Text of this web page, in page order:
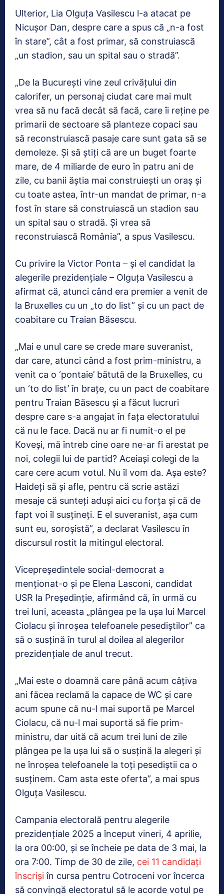
Ulterior, Lia Olguța Vasilescu l-a atacat pe
Nicușor Dan, despre care a spus că „n-a fost
în stare”, cât a fost primar, să construiască
„un stadion, sau un spital sau o stradă”.
„De la Bucureşti vine zeul crivăţului din
calorifer, un personaj ciudat care mai mult
vrea să nu facă decât să facă, care îi reţine pe
primarii de sectoare să planteze copaci sau
să reconstruiască pasaje care sunt gata să se
demoleze. Şi să ştiţi că are un buget foarte
mare, de 4 miliarde de euro în patru ani de
zile, cu banii ăştia mai construieşti un oraş şi
cu toate astea, într-un mandat de primar, n-a
fost în stare să construiască un stadion sau
un spital sau o stradă. Şi vrea să
reconstruiască România”, a spus Vasilescu.
Cu privire la Victor Ponta – şi el candidat la
alegerile prezidenţiale – Olguţa Vasilescu a
afirmat că, atunci când era premier a venit de
la Bruxelles cu un „to do list” şi cu un pact de
coabitare cu Traian Băsescu.
„Mai e unul care se crede mare suveranist,
dar care, atunci când a fost prim-ministru, a
venit ca o ‘pontaie’ bătută de la Bruxelles, cu
un ‘to do list’ în braţe, cu un pact de coabitare
pentru Traian Băsescu şi a făcut lucruri
despre care s-a angajat în faţa electoratului
că nu le face. Dacă nu ar fi numit-o el pe
Koveşi, mă întreb cine oare ne-ar fi arestat pe
noi, colegii lui de partid? Aceiaşi colegi de la
care cere acum votul. Nu îl vom da. Aşa este?
Haideţi să şi afle, pentru că scrie astăzi
mesaje că sunteţi aduşi aici cu forţa şi că de
fapt voi îl susţineţi. E el suveranist, aşa cum
sunt eu, soroşistă”, a declarat Vasilescu în
discursul rostit la mitingul electoral.
Vicepreşedintele social-democrat a
menţionat-o şi pe Elena Lasconi, candidat
USR la Preşedinţie, afirmând că, în urmă cu
trei luni, aceasta „plângea pe la uşa lui Marcel
Ciolacu şi înroşea telefoanele pesediştilor” ca
să o susţină în turul al doilea al alegerilor
prezidenţiale de anul trecut.
„Mai este o doamnă care până acum câţiva
ani făcea reclamă la capace de WC şi care
acum spune că nu-l mai suportă pe Marcel
Ciolacu, că nu-l mai suportă să fie prim-
ministru, dar uită că acum trei luni de zile
plângea pe la uşa lui să o susţină la alegeri şi
ne înroşea telefoanele la toţi pesediştii ca o
susţinem. Cam asta este oferta”, a mai spus
Olguţa Vasilescu.
Campania electorală pentru alegerile
prezidențiale 2025 a început vineri, 4 aprilie,
la ora 00:00, și se încheie pe data de 3 mai, la
ora 7:00. Timp de 30 de zile, cei 11 candidați
înscriși în cursa pentru Cotroceni vor încerca
să convingă electoratul să le acorde votul pe